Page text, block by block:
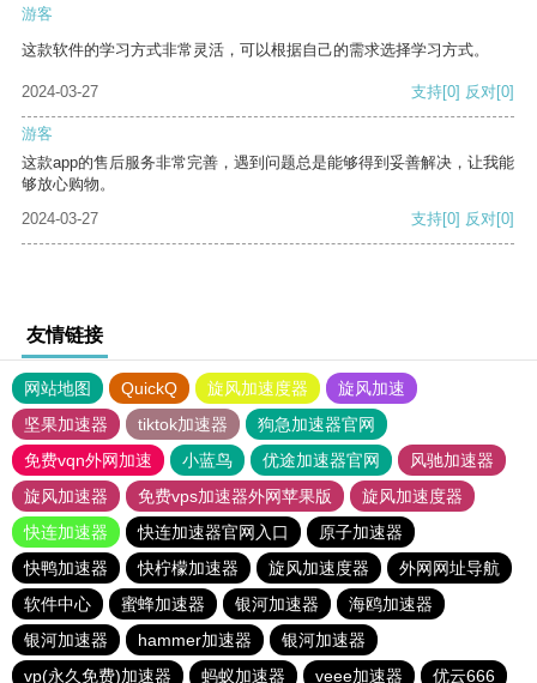
游客
这款软件的学习方式非常灵活，可以根据自己的需求选择学习方式。
2024-03-27 支持[0] 反对[0]
游客
这款app的售后服务非常完善，遇到问题总是能够得到妥善解决，让我能
够放心购物。
2024-03-27
支持[0] 反对[0]
友情链接
网站地图 QuickQ 旋风加速度器
旋风加速
坚果加速器
tiktok加速器
狗急加速器官网
免费vqn外网加速
小蓝鸟 优途加速器官网
风驰加速器
旋风加速器
免费vps加速器外网苹果版
旋风加速度器
快连加速器
快连加速器官网入口
原子加速器
快鸭加速器
快柠檬加速器 旋风加速度器
外网网址导航
软件中心
蜜蜂加速器 银河加速器
海鸥加速器
银河加速器
hammer加速器
银河加速器
vp(永久免费)加速器
蚂蚁加速器 veee加速器 优云666